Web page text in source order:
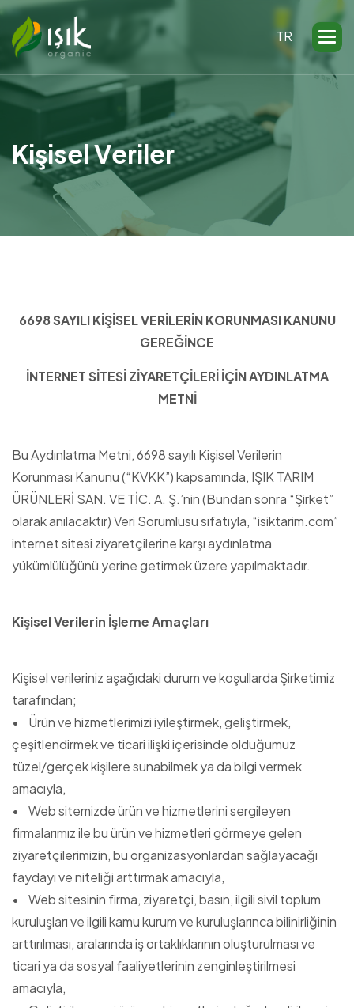
TR
KişiselVeriler
6698 SAYILI KİŞİSEL VERİLERİN KORUNMASI KANUNU
GEREĞİNCE
İNTERNET SİTESİ ZİYARETÇİLERİ İÇİN AYDINLATMA
METNİ
Bu Aydınlatma Metni, 6698 sayılı Kişisel Verilerin
Korunması Kanunu (“KVKK”) kapsamında, IŞIK TARIM
ÜRÜNLERİ SAN. VE TİC. A. Ş.’nin (Bundan sonra “Şirket”
olarak anılacaktır) Veri Sorumlusu sıfatıyla, “isiktarim.com”
internet sitesi ziyaretçilerine karşı aydınlatma
yükümlülüğünü yerine getirmek üzere yapılmaktadır.
Kişisel Verilerin İşleme Amaçları
Kişisel verileriniz aşağıdaki durum ve koşullarda Şirketimiz
tarafından;
• Ürün ve hizmetlerimizi iyileştirmek, geliştirmek,
çeşitlendirmek ve ticari ilişki içerisinde olduğumuz
tüzel/gerçek kişilere sunabilmek ya da bilgi vermek
amacıyla,
• Web sitemizde ürün ve hizmetlerini sergileyen
firmalarımız ile bu ürün ve hizmetleri görmeye gelen
ziyaretçilerimizin, bu organizasyonlardan sağlayacağı
faydayı ve niteliği arttırmak amacıyla,
• Web sitesinin firma, ziyaretçi, basın, ilgili sivil toplum
kuruluşları ve ilgili kamu kurum ve kuruluşlarınca bilinirliğinin
arttırılması, aralarında iş ortaklıklarının oluşturulması ve
ticari ya da sosyal faaliyetlerinin zenginleştirilmesi
amacıyla,